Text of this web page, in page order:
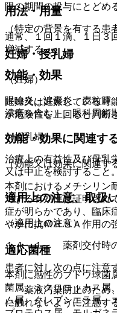
限の期間の投与にとどめ
（特定の背景を有する患
妊婦・授乳婦
（妊婦）
妊婦又は妊娠している可
が危険性を上回ると判断
（授乳婦）
治療上の有益性及び母乳
又は中止を検討すること
適用上の注意、取扱
（適用上の注意）
１４．１． 薬剤交付時
患者に対し次の点に注意
・ 薬液汚染防止のため
に触れないように注意す
用法・用量
通常、１回１滴、１日３
増減する。
効能・効果
眼瞼炎、涙嚢炎、麦粒腫
潰瘍を含む）、眼科周術
効能・効果に関連す
（効能又は効果に関連す
本剤におけるメチシリン
対する有効性は証明され
症が明らかであり、臨床
やかに抗ＭＲＳＡ作用の
適応菌種
本剤に感性のブドウ球菌
菌属、ミクロコッカス属
ム属、クレブシエラ属、